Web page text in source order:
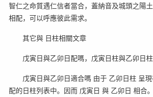
智仁之命質遇仁信者當合，蓋納音及城頭之陽
相配，可以呼應彼此需求。
其它與 日柱相關文章
戊寅日與乙卯日配嗎，戊寅日柱與乙卯日
戊寅日與乙卯日適合嗎 由于 乙卯日柱 呈現
配的日柱列表中。因而 戊寅日 與 乙卯日 相合